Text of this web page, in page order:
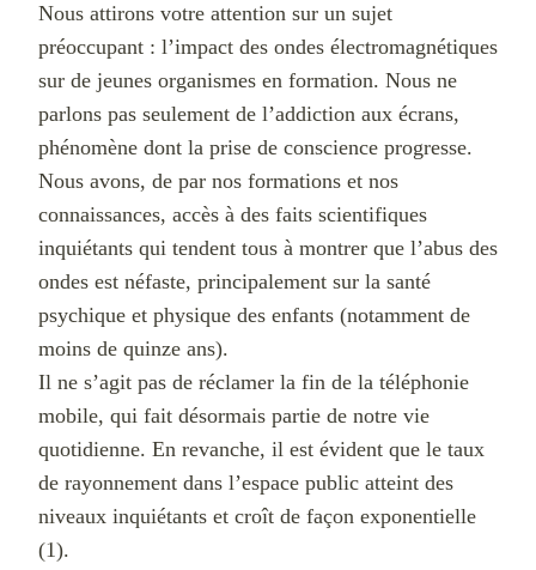
Nous attirons votre attention sur un sujet
préoccupant : l’impact des ondes électromagnétiques
sur de jeunes organismes en formation. Nous ne
parlons pas seulement de l’addiction aux écrans,
phénomène dont la prise de conscience progresse.
Nous avons, de par nos formations et nos
connaissances, accès à des faits scientifiques
inquiétants qui tendent tous à montrer que l’abus des
ondes est néfaste, principalement sur la santé
psychique et physique des enfants (notamment de
moins de quinze ans).
Il ne s’agit pas de réclamer la fin de la téléphonie
mobile, qui fait désormais partie de notre vie
quotidienne. En revanche, il est évident que le taux
de rayonnement dans l’espace public atteint des
niveaux inquiétants et croît de façon exponentielle
(1).